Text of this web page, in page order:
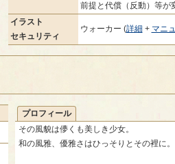
前提と代償（反動）等が
イラスト
セキュリティ
ウォーカー (詳細 + マニ
プロフィール
その風貌は儚くも美しき少女。
和の風雅、優雅さはひっそりとその裡に。